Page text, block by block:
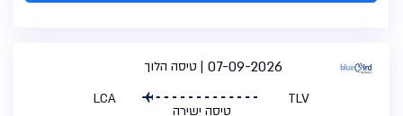
טיסה הלוך 07-09-2026
TLV
טיסה ישירה
LCA